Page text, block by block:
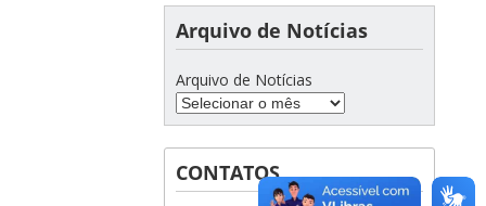
Arquivo de Notícias
Arquivo de Notícias
CONTATOS